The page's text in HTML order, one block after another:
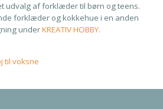
udvalg af forklæder til børn og teens.
forklæder og kokkehue i en anden
underKREATIV HOBBY.
til voksne